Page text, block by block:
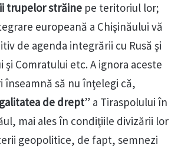
trupelor străine pe teritoriul lor;
europeană a Chişinăului vă
de agenda integrării cu Rusă şi
şi Comratului etc. A ignora aceste
înseamnă să nu înţelegi că,
de drept” a Tiraspolului în
mai ales în condiţiile divizării lor
geopolitice, de fapt, semnezi